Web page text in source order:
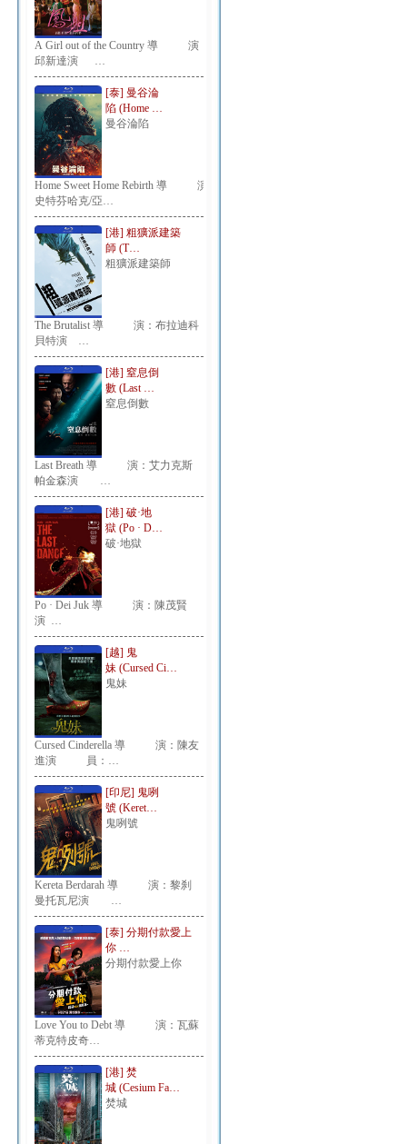
A Girl out of the Country 導 演：
邱新達演 …
[泰] 曼谷淪
陷 (Home …
曼谷淪陷
Home Sweet Home Rebirth 導 演：
史特芬哈克/亞…
[港] 粗獷派建築
師 (T…
粗獷派建築師
The Brutalist 導 演：布拉迪科
貝特演 …
[港] 窒息倒
數 (Last …
窒息倒數
Last Breath 導 演：艾力克斯
帕金森演 …
[港] 破·地
獄 (Po · D…
破·地獄
Po · Dei Juk 導 演：陳茂賢
演 …
[越] 鬼
妹 (Cursed Ci…
鬼妹
Cursed Cinderella 導 演：陳友
進演 員：…
[印尼] 鬼咧
號 (Keret…
鬼咧號
Kereta Berdarah 導 演：黎刹
曼托瓦尼演 …
[泰] 分期付款愛上
你 …
分期付款愛上你
Love You to Debt 導 演：瓦蘇
蒂克特皮奇…
[港] 焚
城 (Cesium Fa…
焚城